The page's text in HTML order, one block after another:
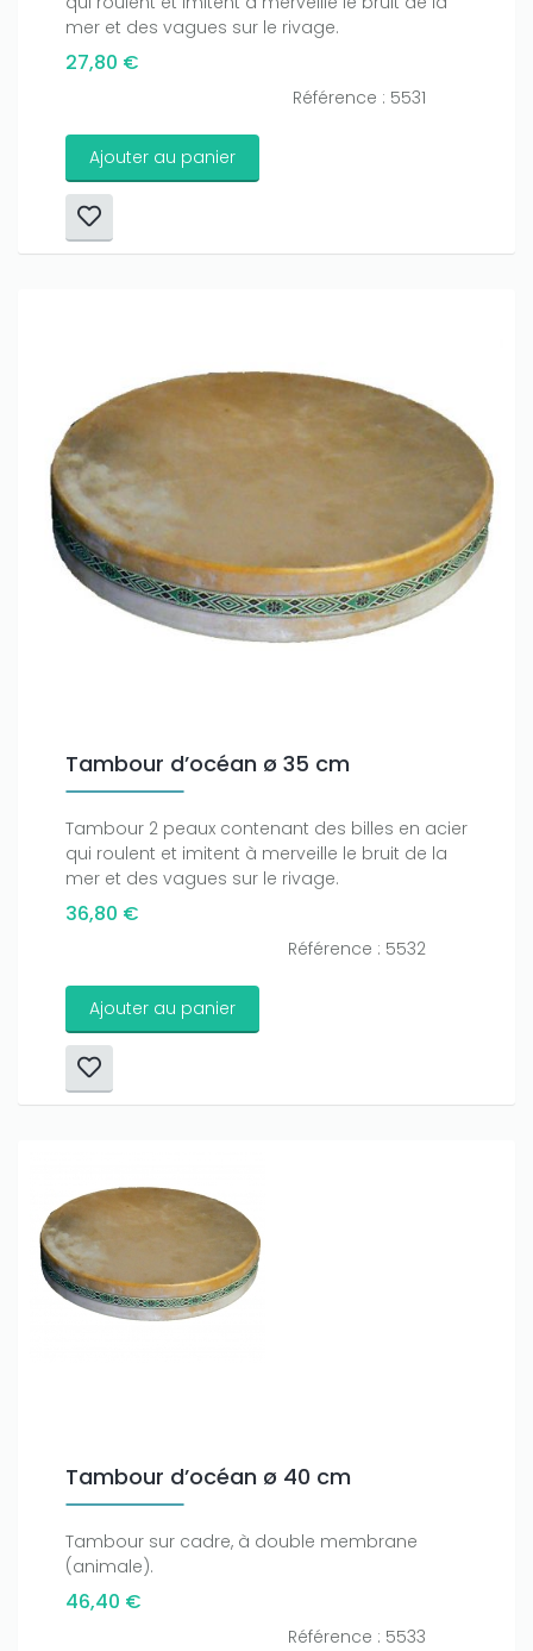
mer et des vagues sur le rivage.
27,80 €
Référence : 5531
Ajouter au panier
Tambour d’océan ø 35 cm
Tambour 2 peaux contenant des billes en acier
qui roulent et imitent à merveille le bruit de la
mer et des vagues sur le rivage.
36,80 €
Référence : 5532
Ajouter au panier
Tambour d’océan ø 40 cm
Tambour sur cadre, à double membrane
(animale).
46,40 €
Référence : 5533
Only play atJoo casinoif you really want to win a huge
amount on your credits!